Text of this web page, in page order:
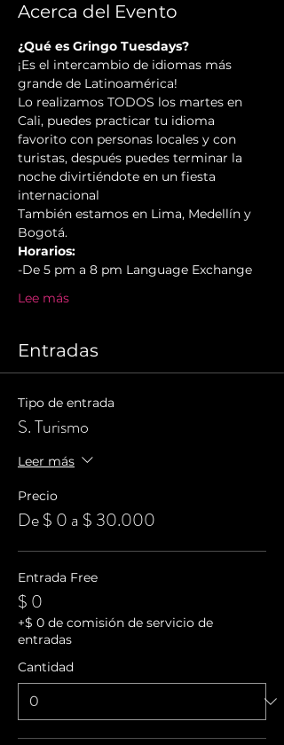
Acerca del Evento
¿Qué es Gringo Tuesdays?
¡Es el intercambio de idiomas más
grande de Latinoamérica!
Lo realizamos TODOS los martes en
Cali, puedes practicar tu idioma
favorito con personas locales y con
turistas, después puedes terminar la
noche divirtiéndote en un fiesta
internacional
También estamos en Lima, Medellín y
Bogotá.
Horarios:
-De 5 pm a 8 pm Language Exchange
Lee más
Entradas
Tipo de entrada
S. Turismo
Leer más
Precio
De $ 0 a $ 30.000
Entrada Free
$ 0
+$ 0 de comisión de servicio de
entradas
Cantidad